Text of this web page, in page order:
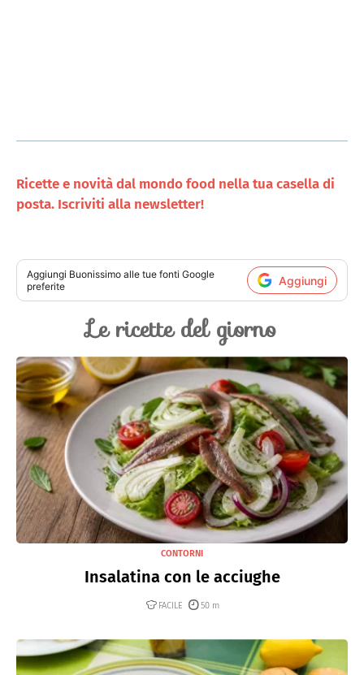
Ricette e novità dal mondo food nella tua casella di
posta. Iscriviti alla newsletter!
Aggiungi Buonissimo alle tue fonti Google
preferite
Aggiungi
Le ricette del giorno
CONTORNI
Insalatina con le acciughe
FACILE 50 m